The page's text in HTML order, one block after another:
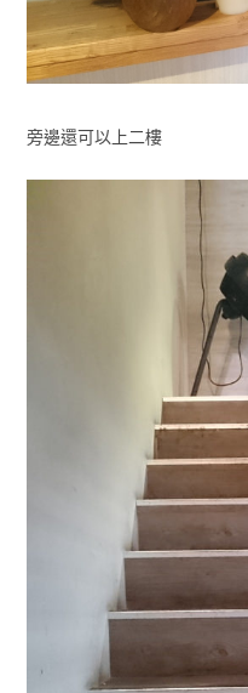
旁邊還可以上二樓